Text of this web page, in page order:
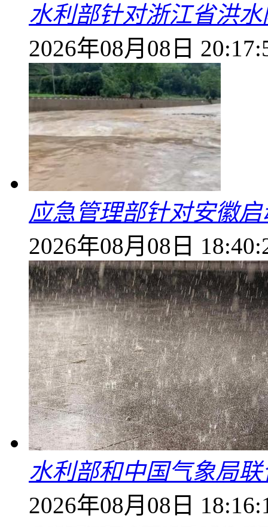
水利部针对浙江省洪
2026年08月08日
应急管理部针对安徽
2026年08月08日
水利部和中国气象局
2026年08月08日